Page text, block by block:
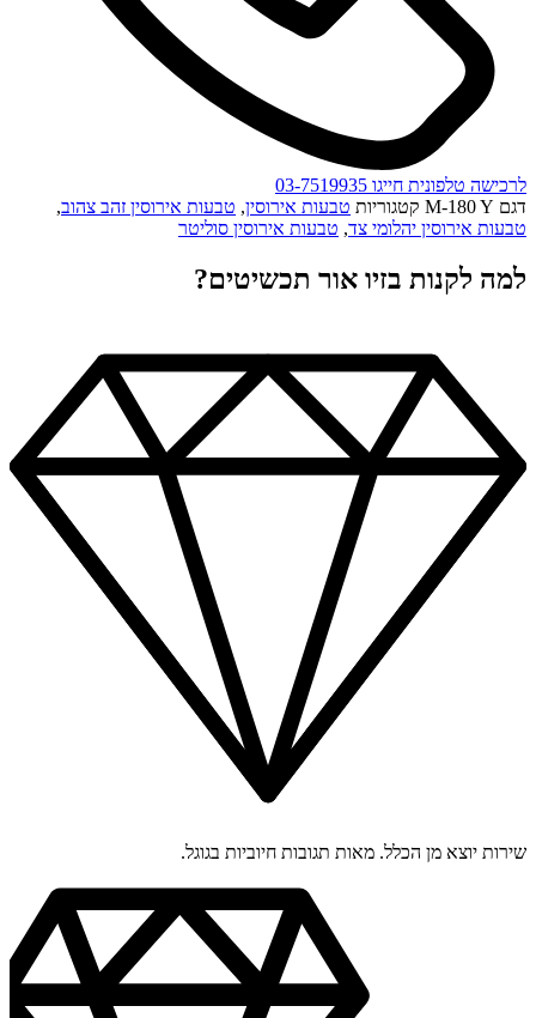
לרכישה טלפונית חייגו 03-7519935
דגם M-180 Y קטגוריות טבעות אירוסין, טבעות אירוסין זהב צהוב,
טבעות אירוסין יהלומי צד, טבעות אירוסין סוליטר
למה לקנות בזיו אור תכשיטים?
שירות יוצא מן הכלל. מאות תגובות חיוביות בגוגל.